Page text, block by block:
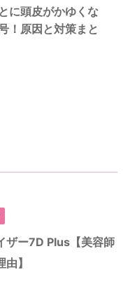
に頭皮がかゆくな
！原因と対策まと
ザー7D Plus【美容師
】